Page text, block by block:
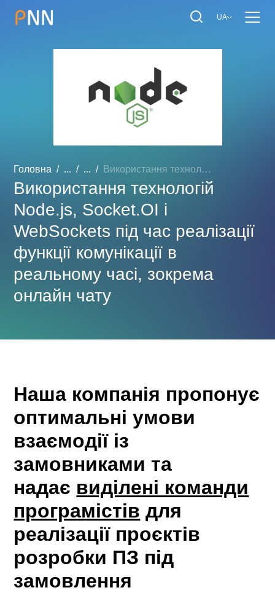
UA
Головна ... ... Використання технологій N...
Використання технологій
Node.js, Socket.OI і
WebSockets під час реалізації
функції комунікації в
реальному часі, зокрема
онлайн чату
Наша компанія пропонує
оптимальні умови
взаємодії із
замовниками та
надає виділені команди
програмістів для
реалізації проєктів
розробки ПЗ під
замовлення